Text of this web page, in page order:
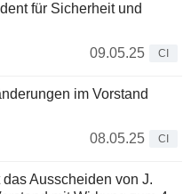
für Sicherheit und
09.05.25
CI
im Vorstand
08.05.25
CI
Ausscheiden von J.